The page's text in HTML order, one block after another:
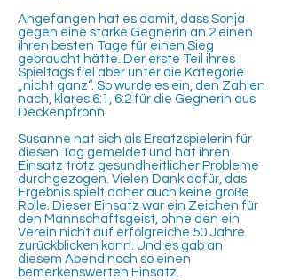
Angefangen hat es damit, dass Sonja
gegen eine starke Gegnerin an 2 einen
ihren besten Tage für einen Sieg
gebraucht hätte. Der erste Teil ihres
Spieltags fiel aber unter die Kategorie
„nicht ganz“. So wurde es ein, den Zahlen
nach, klares 6:1, 6:2 für die Gegnerin aus
Deckenpfronn.
Susanne hat sich als Ersatzspielerin für
diesen Tag gemeldet und hat ihren
Einsatz trotz gesundheitlicher Probleme
durchgezogen. Vielen Dank dafür, das
Ergebnis spielt daher auch keine große
Rolle. Dieser Einsatz war ein Zeichen für
den Mannschaftsgeist, ohne den ein
Verein nicht auf erfolgreiche 50 Jahre
zurückblicken kann. Und es gab an
diesem Abend noch so einen
bemerkenswerten Einsatz.